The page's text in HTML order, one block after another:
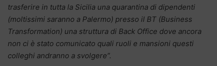
trasferire in tutta la Sicilia una quarantina di dipendenti
(moltissimi saranno a Palermo) presso il BT (Business
Transformation) una struttura di Back Office dove ancora
non ci è stato comunicato quali ruoli e mansioni questi
colleghi andranno a svolgere”.